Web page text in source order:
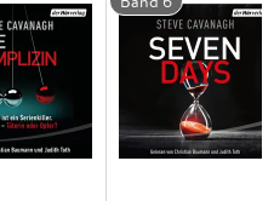
fifty-fifty . . .
M. Meinhardt, Susanne